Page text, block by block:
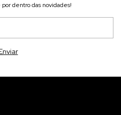
dentro das novidades!